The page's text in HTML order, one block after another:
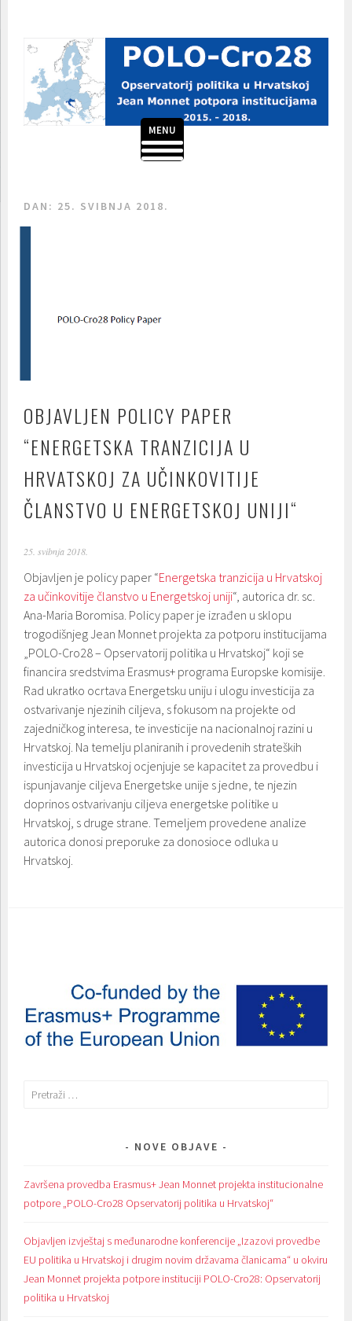
sadržaja
POLO-CRO28
DAN: 25. SVIBNJA 2018.
OBJAVLJEN POLICY PAPER
“ENERGETSKA TRANZICIJA U
HRVATSKOJ ZA UČINKOVITIJE
ČLANSTVO U ENERGETSKOJ UNIJI“
25. svibnja 2018.
Objavljen je policy paper “Energetska tranzicija u Hrvatskoj
za učinkovitije članstvo u Energetskoj uniji“, autorica dr. sc.
Ana-Maria Boromisa. Policy paper je izrađen u sklopu
trogodišnjeg Jean Monnet projekta za potporu institucijama
„POLO-Cro28 – Opservatorij politika u Hrvatskoj“ koji se
financira sredstvima Erasmus+ programa Europske komisije.
Rad ukratko ocrtava Energetsku uniju i ulogu investicija za
ostvarivanje njezinih ciljeva, s fokusom na projekte od
zajedničkog interesa, te investicije na nacionalnoj razini u
Hrvatskoj. Na temelju planiranih i provedenih strateških
investicija u Hrvatskoj ocjenjuje se kapacitet za provedbu i
ispunjavanje ciljeva Energetske unije s jedne, te njezin
doprinos ostvarivanju ciljeva energetske politike u
Hrvatskoj, s druge strane. Temeljem provedene analize
autorica donosi preporuke za donosioce odluka u
Hrvatskoj.
Pretraži:
NOVE OBJAVE
Završena provedba Erasmus+ Jean Monnet projekta institucionalne
potpore „POLO-Cro28 Opservatorij politika u Hrvatskoj“
Objavljen izvještaj s međunarodne konferencije „Izazovi provedbe
EU politika u Hrvatskoj i drugim novim državama članicama“ u okviru
Jean Monnet projekta potpore instituciji POLO-Cro28: Opservatorij
politika u Hrvatskoj
MENU